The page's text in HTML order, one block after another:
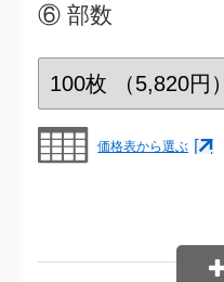
⑥ 部数
価格表から選ぶ